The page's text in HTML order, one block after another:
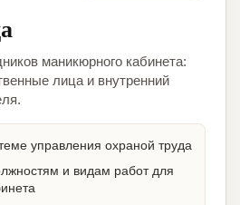
маникюрного кабинета:
лица и внутренний
управления охраной труда
и видам работ для